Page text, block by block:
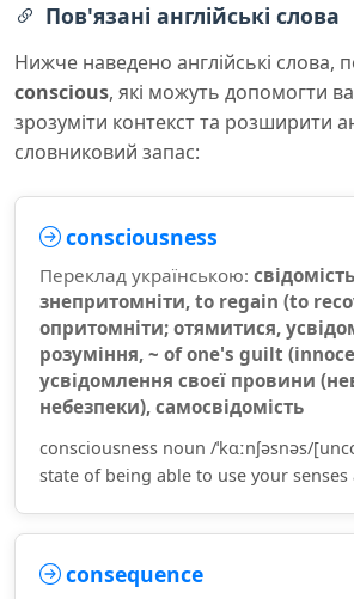
Пов'язані англійські слова
Нижче наведено англійські слова,
conscious, які можуть допомогти
зрозуміти контекст та розширити
словниковий запас:
consciousness
Переклад українською:
знепритомніти, to regain (to
опритомніти; отямитися,
розуміння, ~ of one's guilt
усвідомлення своєї провини
небезпеки), самосвідомість
consciousness noun /ˈkɑːnʃəsnəs/
state of being able to use your
consequence